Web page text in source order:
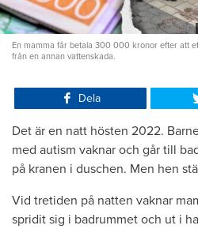
En mamma får betala 300 000 kronor efter att
från en annan vattenskada.
Dela
Det är en natt hösten 2022.
med autism vaknar och går till
på kranen i duschen. Men hen
Vid tretiden på natten vaknar
spridit sig i badrummet och ut i